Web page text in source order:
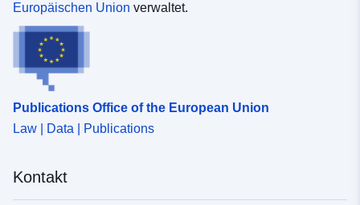
Europäischen Union verwaltet.
Publications Office of the European Union
Law | Data | Publications
Kontakt